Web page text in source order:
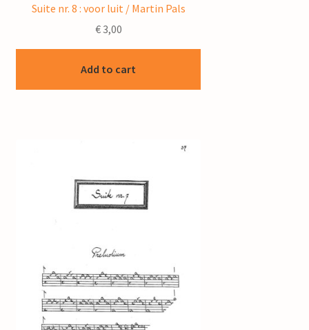
Suite nr. 8 : voor luit / Martin Pals
€3,00
Add to cart